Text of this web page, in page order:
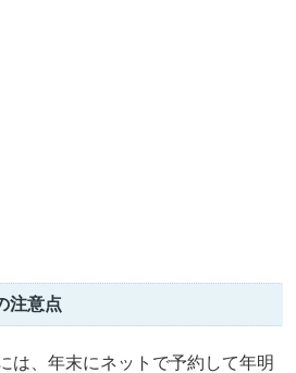
注意点
は、年末にネットで予約して年明